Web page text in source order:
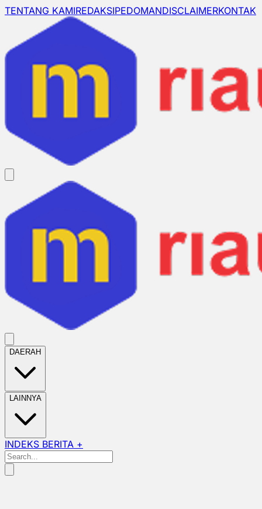
TENTANG KAMIREDAKSIPEDOMANDISCLAIMERKONTAK
DAERAH
LAINNYA
INDEKS BERITA +